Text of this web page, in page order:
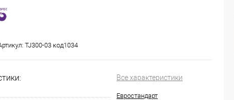
TJ300-03 код1034
Все характеристики
Евростандарт